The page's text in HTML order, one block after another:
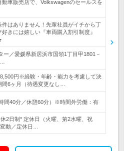
車販売店で、Volkswagenのセールスを
件はありません！先輩社員がイチから丁
きには嬉しい『車両購入割引制度』
ー／愛媛県新居浜市国領1丁目甲1801－
円※経験・年齢・能力を考慮して決
6ヶ月（待遇変更なし…
間40分／休憩60分）※時間外労働：有
2日制* 定休日（火曜、第2水曜、祝
動／定休日…